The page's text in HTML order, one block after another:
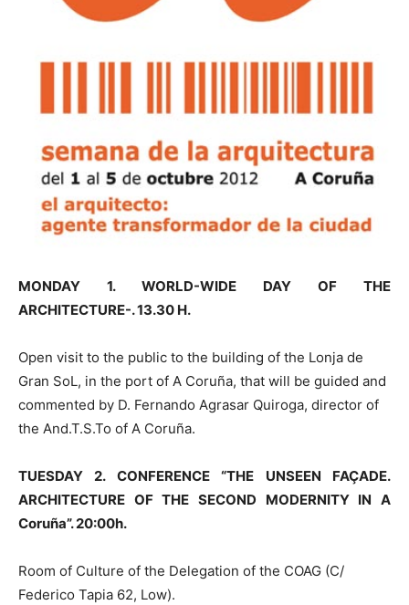
MONDAY 1. WORLD-WIDE DAY OF THE
ARCHITECTURE-. 13.30 H.
Open visit to the public to the building of the Lonja de
Gran SoL, in the port of A Coruña, that will be guided and
commented by D. Fernando Agrasar Quiroga, director of
the And.T.S.To of A Coruña.
TUESDAY 2. CONFERENCE “THE UNSEEN FAÇADE.
ARCHITECTURE OF THE SECOND MODERNITY IN A
Coruña”. 20:00h.
Room of Culture of the Delegation of the COAG (C/
Federico Tapia 62, Low).